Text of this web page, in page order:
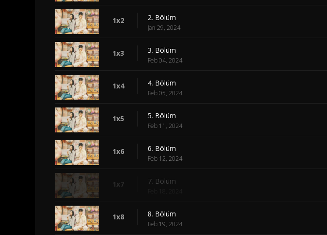
1x2 2. Bölüm
Jan 29, 2024
1x3 3. Bölüm
Feb 04, 2024
1x4 4. Bölüm
Feb 05, 2024
1x5 5. Bölüm
Feb 11, 2024
1x6 6. Bölüm
Feb 12, 2024
1x7 7. Bölüm
1x8 8. Bölüm
Feb 19, 2024